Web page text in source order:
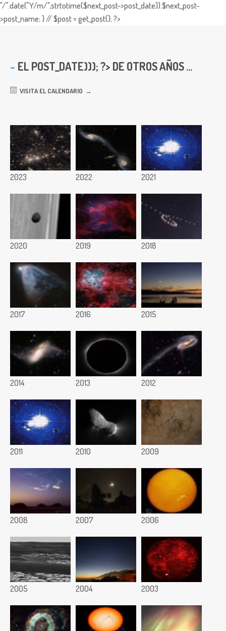
"/".date("Y/m/",strtotime($next_post->post_date)).$next_post-
>post_name; } // $post = get_post(); ?>
EL POST_DATE))); ?> DE OTROS AÑOS ...
VISITA EL CALENDARIO
2023 2022 2021
2020 2019 2018
2017 2016 2015
2014 2013 2012
2011 2010 2009
2008 2007 2006
2005 2004 2003